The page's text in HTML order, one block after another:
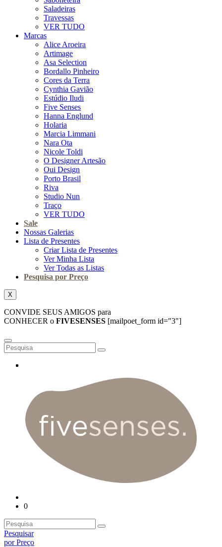
Saladeiras
Travessas
VER TUDO
Marcas
Alice Aroeira
Artimage
Asa Selection
Bordallo Pinheiro
Cores da Terra
Cynthia Gavião
Estúdio Iludi
Five Senses
Hanna Englund
Holaria
Marcia Limmani
Nara Ota
Nicole Toldi
O Designer Artesão
Oui Design
Porto Brasil
Riva
Studio Nun
Traço
VER TUDO
Sale
Nossas Galerias
Lista de Presentes
Criar Lista de Presentes
Ver Minha Lista
Ver Todas as Listas
Pesquisa por Preço
X
CONVIDE SEUS AMIGOS para
CONHECER o FIVESENSES [mailpoet_form id="3"]
0
Pesquisar
por Preço